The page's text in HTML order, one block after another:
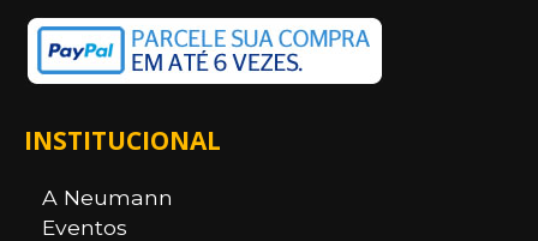
INSTITUCIONAL
A Neumann
Eventos